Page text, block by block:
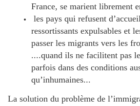
France, se marient librement
les pays qui refusent
ressortissants expulsables et
passer les migrants vers les
....quand ils ne facilitent pas
parfois dans des conditions
qu’inhumaines...
La solution du problème de